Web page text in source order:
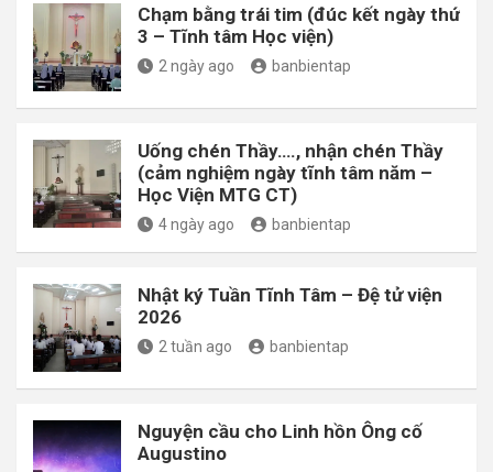
Chạm bằng trái tim (đúc kết ngày thứ
3 – Tĩnh tâm Học viện)
2 ngày ago banbientap
Uống chén Thầy…., nhận chén Thầy
(cảm nghiệm ngày tĩnh tâm năm –
Học Viện MTG CT)
4 ngày ago banbientap
Nhật ký Tuần Tĩnh Tâm – Đệ tử viện
2026
2 tuần ago banbientap
Nguyện cầu cho Linh hồn Ông cố
Augustino